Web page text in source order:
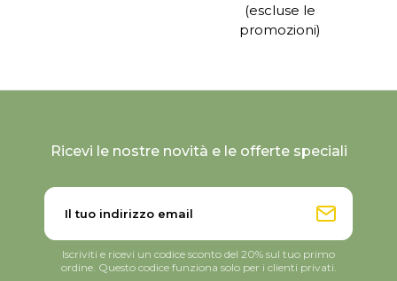
(escluse le
promozioni)
Ricevi le nostre novità e le offerte speciali
Iscriviti e ricevi un codice sconto del 20% sul tuo primo
ordine. Questo codice funziona solo per i clienti privati.